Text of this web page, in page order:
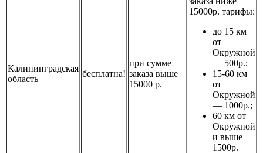
Калининградская
область
бесплатна!
при сумме
заказа выше
15000 р.
15000р. тарифы:
до 15 км
от
Окружной
— 500р.;
15-60 км
от
Окружной
— 1000р.;
60 км от
Окружной
и выше —
1500р.